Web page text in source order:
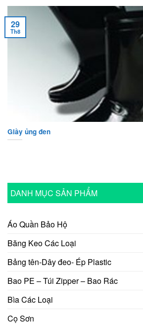
Giầy ủng đen
29
Th8
DANH MỤC SẢN PHẨM
Áo Quần Bảo Hộ
Băng Keo Các Loại
Bảng tên-Dây đeo- Ép Plastic
Bao PE – Túi Zipper – Bao Rác
Bìa Các Loại
Cọ Sơn